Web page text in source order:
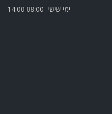
ימי שישי- 08:00 14:00